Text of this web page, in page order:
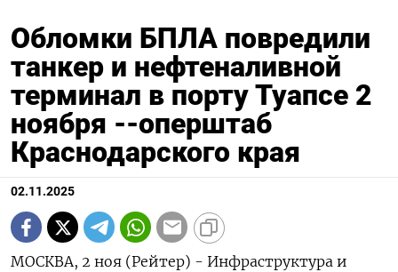
Обломки БПЛА повредили
танкер и нефтеналивной
терминал в порту Туапсе 2
ноября --оперштаб
Краснодарского края
02.11.2025
МОСКВА, 2 ноя (Рейтер) - Инфраструктура и